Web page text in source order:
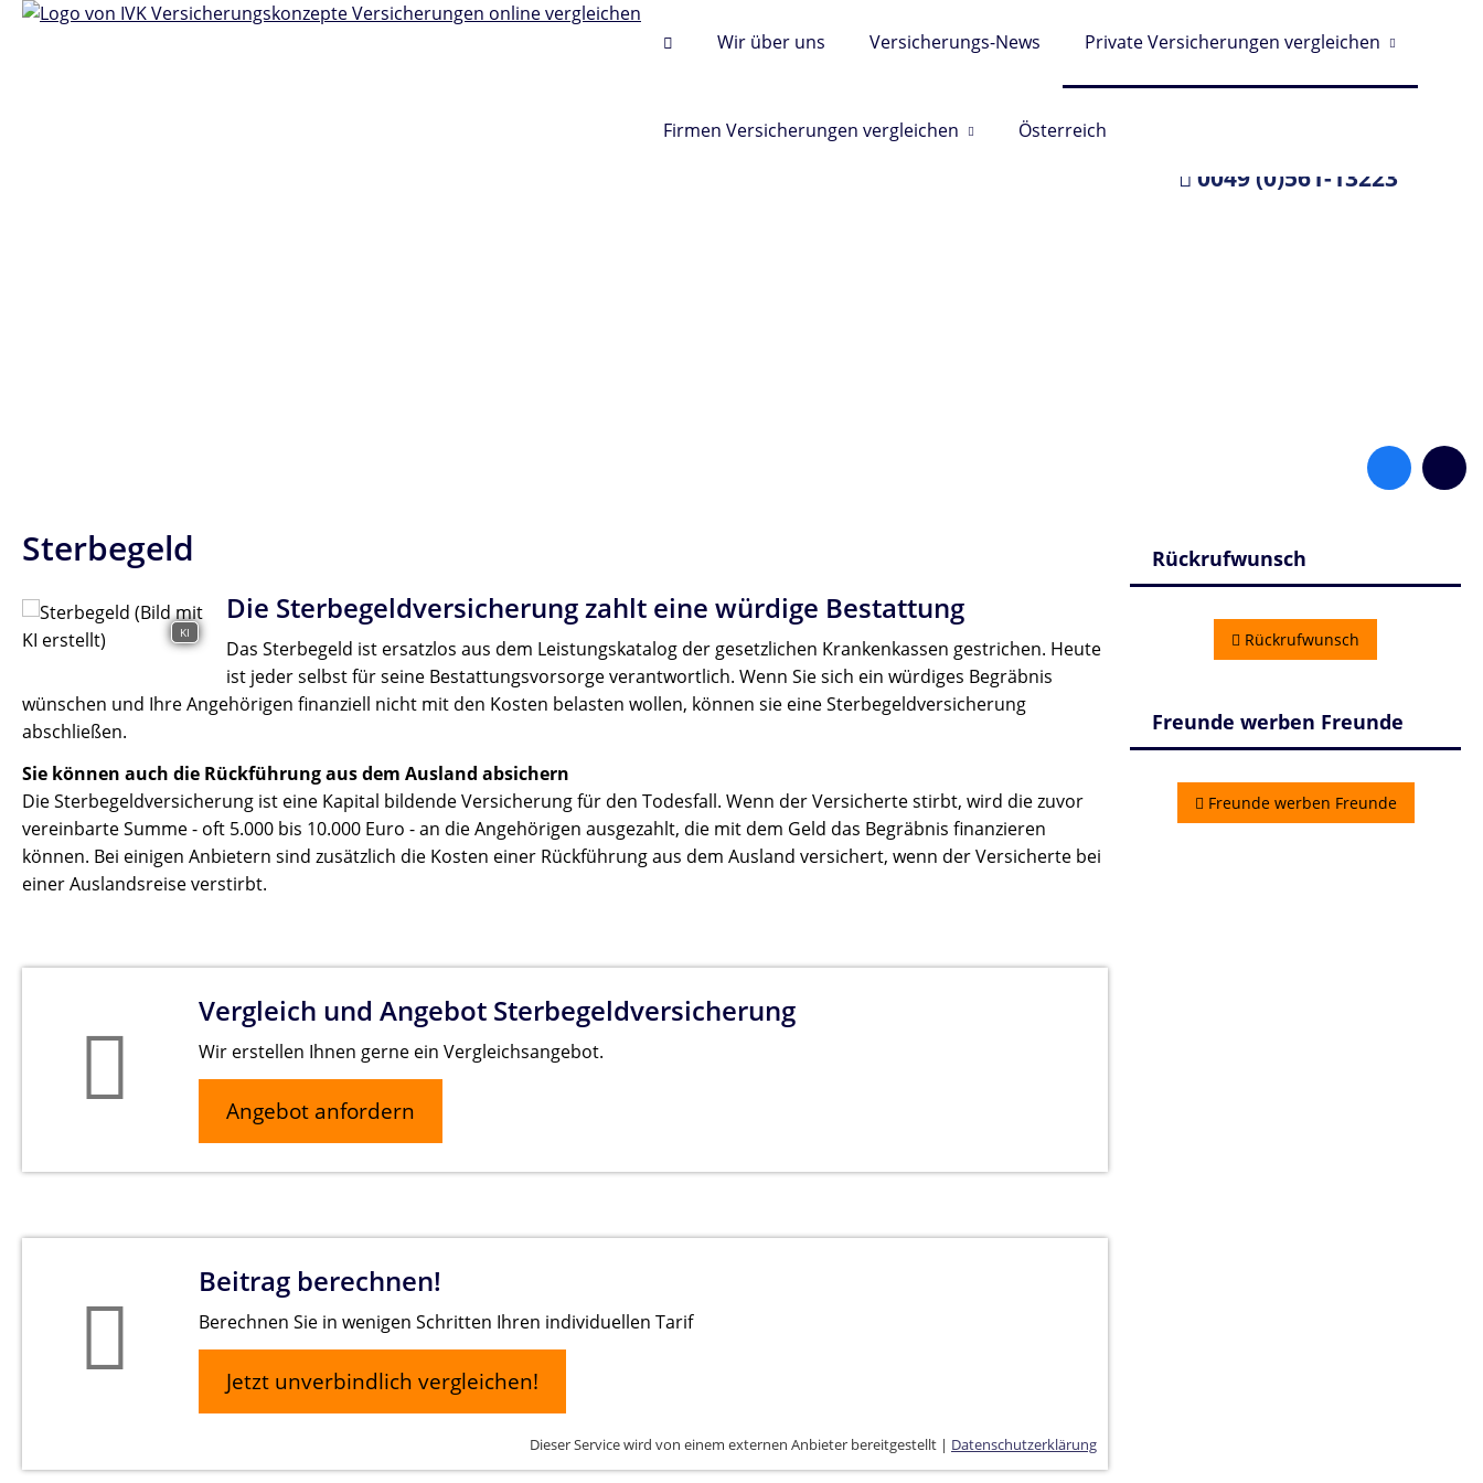
Wir über uns Versicherungs-News Private Versicherungen vergleichen
Firmen Versicherungen vergleichen Österreich
0049 (0)561-13223
Rückrufwunsch
Rückrufwunsch
Freunde werben Freunde
Freunde werben Freunde
Sterbegeld
KI
Die Sterbegeldversicherung zahlt eine würdige Bestattung
Das Sterbegeld ist ersatzlos aus dem Leistungskatalog der gesetzlichen Krankenkassen gestrichen. Heute
ist jeder selbst für seine Bestattungsvorsorge verantwortlich. Wenn Sie sich ein würdiges Begräbnis
wünschen und Ihre Angehörigen finanziell nicht mit den Kosten belasten wollen, können sie eine Sterbegeldversicherung
abschließen.
Sie können auch die Rückführung aus dem Ausland absichern
Die Sterbegeldversicherung ist eine Kapital bildende Versicherung für den Todesfall. Wenn der Versicherte stirbt, wird die zuvor
vereinbarte Summe - oft 5.000 bis 10.000 Euro - an die Angehörigen ausgezahlt, die mit dem Geld das Begräbnis finanzieren
können. Bei einigen Anbietern sind zusätzlich die Kosten einer Rückführung aus dem Ausland versichert, wenn der Versicherte bei
einer Auslandsreise verstirbt.
Vergleich und Angebot Sterbegeldversicherung
Wir erstellen Ihnen gerne ein Vergleichsangebot.
Angebot anfordern
Beitrag berechnen!
Berechnen Sie in wenigen Schritten Ihren individuellen Tarif
Jetzt unverbindlich vergleichen!
Dieser Service wird von einem externen Anbieter bereitgestellt | Datenschutzerklärung